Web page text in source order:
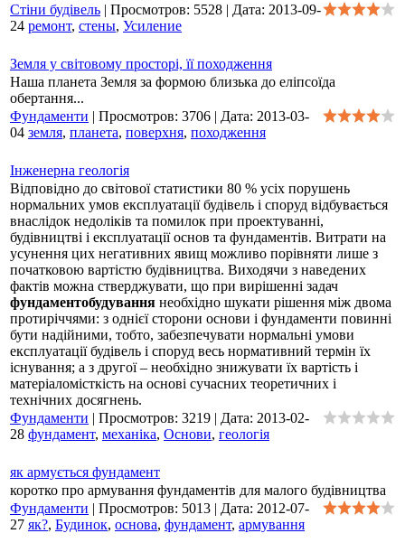
Стіни будівель | Просмотров: 5528 | Дата: 2013-09-
24 ремонт, стены, Усиление
Земля у світовому просторі, її походження
Наша планета Земля за формою близька до еліпсоїда
обертання...
Фундаменти | Просмотров: 3706 | Дата: 2013-03-
04 земля, планета, поверхня, походження
Інженерна геологія
Відповідно до світової статистики 80 % усіх порушень
нормальних умов експлуатації будівель і споруд відбувається
внаслідок недоліків та помилок при проектуванні,
будівництві і експлуатації основ та фундаментів. Витрати на
усунення цих негативних явищ можливо порівняти лише з
початковою вартістю будівництва. Виходячи з наведених
фактів можна стверджувати, що при вирішенні задач
фундаментобудування необхідно шукати рішення між двома
протиріччями: з однієї сторони основи і фундаменти повинні
бути надійними, тобто, забезпечувати нормальні умови
експлуатації будівель і споруд весь нормативний термін їх
існування; а з другої – необхідно знижувати їх вартість і
матеріаломісткість на основі сучасних теоретичних і
технічних досягнень.
Фундаменти | Просмотров: 3219 | Дата: 2013-02-
28 фундамент, механіка, Основи, геологія
як армується фундамент
коротко про армування фундаментів для малого будівництва
Фундаменти | Просмотров: 5013 | Дата: 2012-07-
27 як?, Будинок, основа, фундамент, армування